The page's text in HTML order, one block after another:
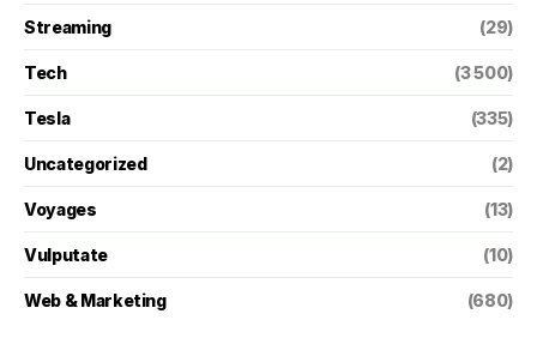
Streaming (29)
Tech (3 500)
Tesla (335)
Uncategorized (2)
Voyages (13)
Vulputate (10)
Web & Marketing (680)